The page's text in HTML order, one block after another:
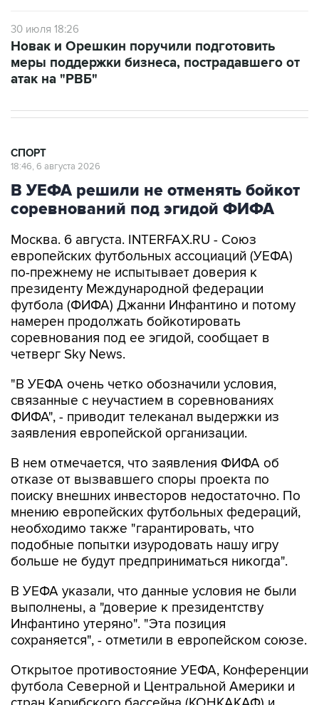
30 июля 18:26
Новак и Орешкин поручили подготовить
меры поддержки бизнеса, пострадавшего от
атак на "РВБ"
СПОРТ
18:46, 6 августа 2026
В УЕФА решили не отменять бойкот
соревнований под эгидой ФИФА
Москва. 6 августа. INTERFAX.RU - Союз
европейских футбольных ассоциаций (УЕФА)
по-прежнему не испытывает доверия к
президенту Международной федерации
футбола (ФИФА) Джанни Инфантино и потому
намерен продолжать бойкотировать
соревнования под ее эгидой, сообщает в
четверг Sky News.
"В УЕФА очень четко обозначили условия,
связанные с неучастием в соревнованиях
ФИФА", - приводит телеканал выдержки из
заявления европейской организации.
В нем отмечается, что заявления ФИФА об
отказе от вызвавшего споры проекта по
поиску внешних инвесторов недостаточно. По
мнению европейских футбольных федераций,
необходимо также "гарантировать, что
подобные попытки изуродовать нашу игру
больше не будут предприниматься никогда".
В УЕФА указали, что данные условия не были
выполнены, а "доверие к президентству
Инфантино утеряно". "Эта позиция
сохраняется", - отметили в европейском союзе.
Открытое противостояние УЕФА, Конференции
футбола Северной и Центральной Америки и